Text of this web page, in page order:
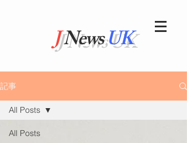
JNewsUK
記事
All Posts
All Posts